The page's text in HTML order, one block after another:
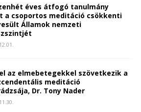
éves átfogó tanulmány
a csoportos meditáció csökkenti
Államok nemzeti
az elmebetegekkel szövetkezik a
meditáció
Dr. Tony Nader